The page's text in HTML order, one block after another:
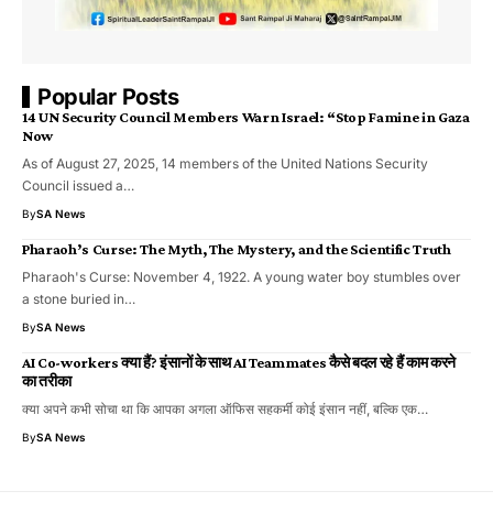
Popular Posts
14 UN Security Council Members Warn Israel: “Stop Famine in Gaza
Now
As of August 27, 2025, 14 members of the United Nations Security
Council issued a…
BySA News
Pharaoh’s Curse: The Myth, The Mystery, and the Scientific Truth
Pharaoh's Curse: November 4, 1922. A young water boy stumbles over
a stone buried in…
BySA News
AI Co-workers क्या हैं? इंसानों के साथ AI Teammates कैसे बदल रहे हैं काम करने
का तरीका
क्या अपने कभी सोचा था कि आपका अगला ऑफिस सहकर्मी कोई इंसान नहीं, बल्कि एक…
BySA News